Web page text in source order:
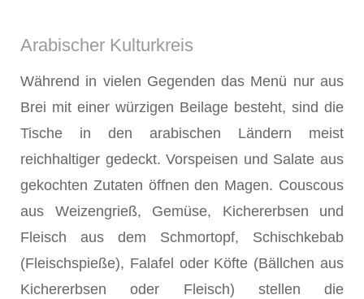
Arabischer Kulturkreis
Während in vielen Gegenden das Menü nur aus
Brei mit einer würzigen Beilage besteht, sind die
Tische in den arabischen Ländern meist
reichhaltiger gedeckt. Vorspeisen und Salate aus
gekochten Zutaten öffnen den Magen. Couscous
aus Weizengrieß, Gemüse, Kichererbsen und
Fleisch aus dem Schmortopf, Schischkebab
(Fleischspieße), Falafel oder Köfte (Bällchen aus
Kichererbsen oder Fleisch) stellen die